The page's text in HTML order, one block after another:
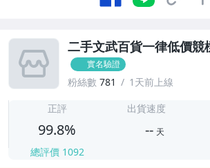
二手文武百貨一律低價競
實名驗證
粉絲數 781 1天前上線
正評
99.8%
總評價 1092
出貨速度
-- 天